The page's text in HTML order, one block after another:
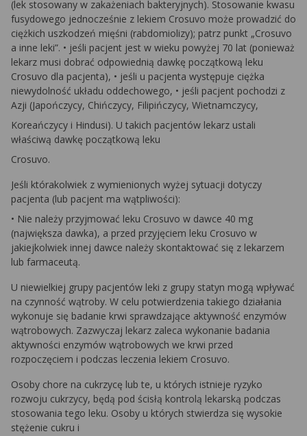
(lek stosowany w zakażeniach bakteryjnych). Stosowanie kwasu
fusydowego jednocześnie z lekiem Crosuvo może prowadzić do
ciężkich uszkodzeń mięśni (rabdomiolizy); patrz punkt „Crosuvo
a inne leki”. • jeśli pacjent jest w wieku powyżej 70 lat (ponieważ
lekarz musi dobrać odpowiednią dawkę początkową leku
Crosuvo dla pacjenta), • jeśli u pacjenta występuje ciężka
niewydolność układu oddechowego, • jeśli pacjent pochodzi z
Azji (Japończycy, Chińczycy, Filipińczycy, Wietnamczycy,
Koreańczycy i Hindusi). U takich pacjentów lekarz ustali
właściwą dawkę początkową leku
Crosuvo.
Jeśli którakolwiek z wymienionych wyżej sytuacji dotyczy
pacjenta (lub pacjent ma wątpliwości):
• Nie należy przyjmować leku Crosuvo w dawce 40 mg
(największa dawka), a przed przyjęciem leku Crosuvo w
jakiejkolwiek innej dawce należy skontaktować się z lekarzem
lub farmaceutą.
U niewielkiej grupy pacjentów leki z grupy statyn mogą wpływać
na czynność wątroby. W celu potwierdzenia takiego działania
wykonuje się badanie krwi sprawdzające aktywność enzymów
wątrobowych. Zazwyczaj lekarz zaleca wykonanie badania
aktywności enzymów wątrobowych we krwi przed
rozpoczęciem i podczas leczenia lekiem Crosuvo.
Osoby chore na cukrzycę lub te, u których istnieje ryzyko
rozwoju cukrzycy, będą pod ścisłą kontrolą lekarską podczas
stosowania tego leku. Osoby u których stwierdza się wysokie
stężenie cukru i